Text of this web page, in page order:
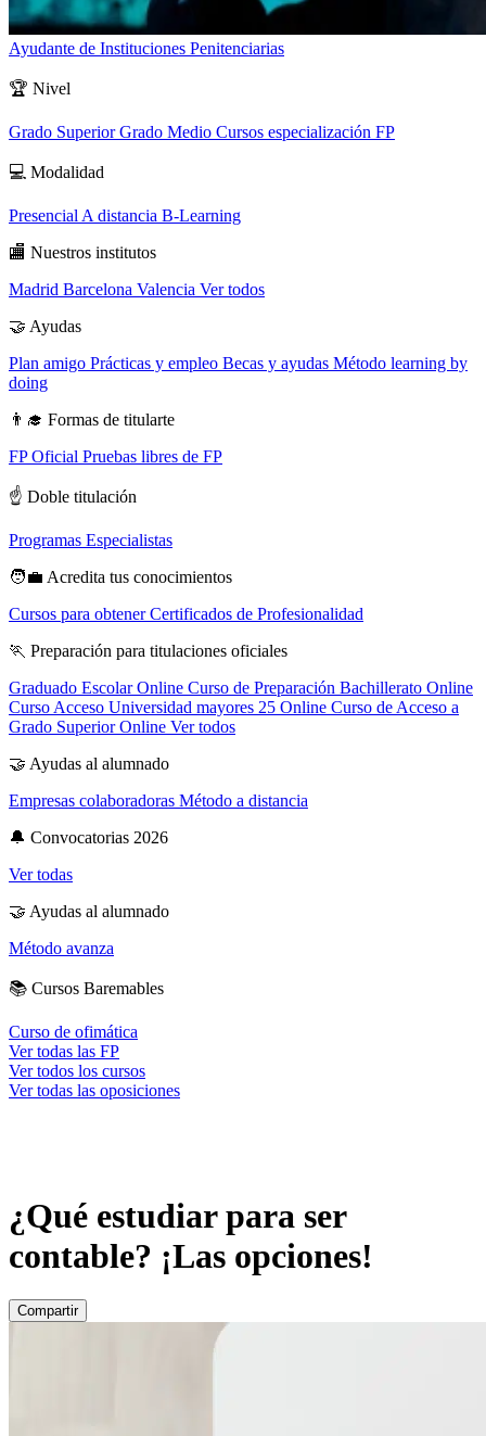
Ayudante de Instituciones Penitenciarias
🏆 Nivel
Grado SuperiorGrado Medio Cursos especialización FP
💻 Modalidad
Presencial A distancia B-Learning
🏬 Nuestros institutos
Madrid Barcelona Valencia Ver todos
🤝 Ayudas
Plan amigo Prácticas y empleo Becas y ayudas Método learning by
doing
👨‍🎓 Formas de titularte
FP Oficial Pruebas libres de FP
☝️ Doble titulación
Programas Especialistas
🧑‍💼 Acredita tus conocimientos
Cursos para obtener Certificados de Profesionalidad
🏃 Preparación para titulaciones oficiales
Graduado Escolar Online Curso de Preparación Bachillerato Online
Curso Acceso Universidad mayores 25 Online Curso de Acceso a
Grado Superior Online Ver todos
🤝 Ayudas al alumnado
Empresas colaboradoras Método a distancia
🔔 Convocatorias 2026
Ver todas
🤝 Ayudas al alumnado
Método avanza
📚 Cursos Baremables
Curso de ofimática
Ver todas las FP
Ver todos los cursos
Ver todas las oposiciones
¿Qué estudiar para ser
contable? ¡Las opciones!
Compartir